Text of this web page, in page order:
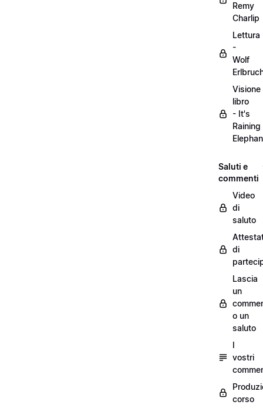
Remy
Charlip
Lettura
-
Wolf
Visione
libro
- It's
Raining
Saluti e
commenti
Video
di
saluto
di
Lascia
un
o un
saluto
I
vostri
corso